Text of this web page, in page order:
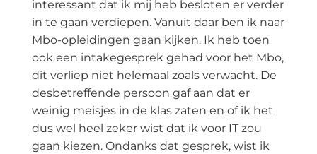
interessant dat ik mij heb besloten er verder
in te gaan verdiepen. Vanuit daar ben ik naar
Mbo-opleidingen gaan kijken. Ik heb toen
ook een intakegesprek gehad voor het Mbo,
dit verliep niet helemaal zoals verwacht. De
desbetreffende persoon gaf aan dat er
weinig meisjes in de klas zaten en of ik het
dus wel heel zeker wist dat ik voor IT zou
gaan kiezen. Ondanks dat gesprek, wist ik